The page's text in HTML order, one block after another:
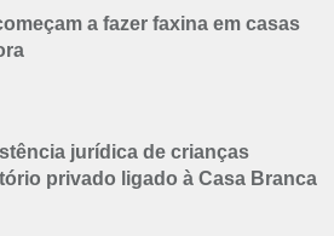
a fazer faxina em casas
jurídica de crianças
privado ligado à Casa Branca